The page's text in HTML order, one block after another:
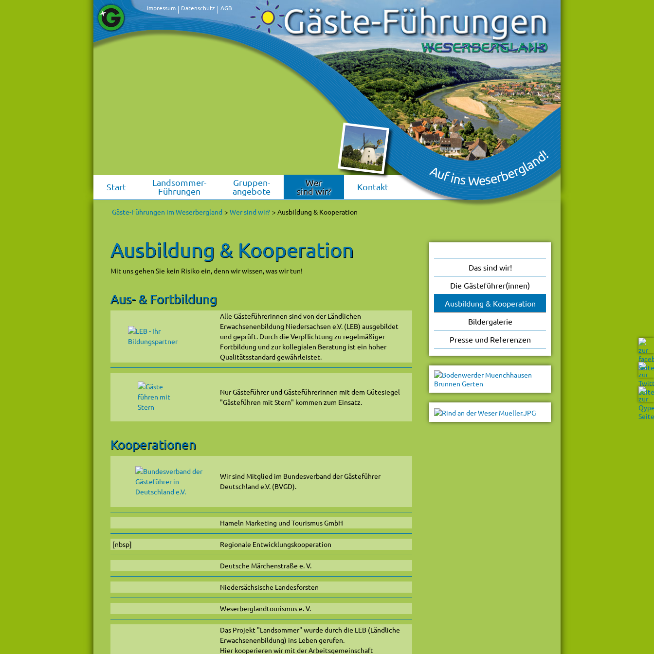
Impressum Datenschutz AGB
Start
Landsommer-
Führungen
Gruppen-
angebote
Wer
sind wir?
Kontakt
Previous
Next
Gäste-Führungen im Weserbergland Wer sind wir? Ausbildung & Kooperation
Ausbildung & Kooperation
Mit uns gehen Sie kein Risiko ein, denn wir wissen, was wir tun!
Aus- & Fortbildung
Alle Gästeführerinnen sind von der Ländlichen
Erwachsenenbildung Niedersachsen e.V. (LEB) ausgebildet
und geprüft. Durch die Verpflichtung zu regelmäßiger
Fortbildung und zur kollegialen Beratung ist ein hoher
Qualitätsstandard gewährleistet.
Nur Gästeführer und Gästeführerinnen mit dem Gütesiegel
"Gästeführen mit Stern" kommen zum Einsatz.
Kooperationen
Wir sind Mitglied im Bundesverband der Gästeführer
Deutschland e.V. (BVGD).
Hameln Marketing und Tourismus GmbH
[nbsp] Regionale Entwicklungskooperation
Deutsche Märchenstraße e. V.
Niedersächsische Landesforsten
Weserberglandtourismus e. V.
Das Projekt "Landsommer" wurde durch die LEB (Ländliche
Erwachsenenbildung) ins Leben gerufen.
Hier kooperieren wir mit der Arbeitsgemeinschaft
Das sind wir!
Die Gästeführer(innen)
Ausbildung & Kooperation
Bildergalerie
Presse und Referenzen